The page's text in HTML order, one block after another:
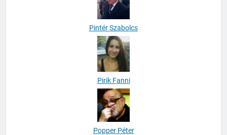
Pintér Szabolcs
Pirik Fanni
Popper Péter